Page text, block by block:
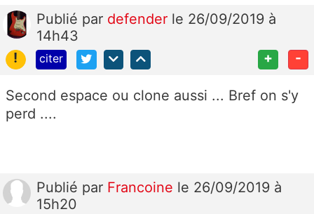
Publié par defender le 26/09/2019 à
14h43
!
citer + -
Second espace ou clone aussi ... Bref on s'y
perd ....
Publié par Francoine le 26/09/2019 à
15h20